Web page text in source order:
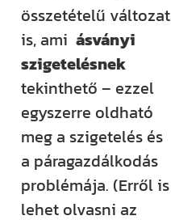
összetételű változat
is, amiásványi
szigetelésnek
tekinthető – ezzel
egyszerre oldható
meg a szigetelés és
a páragazdálkodás
problémája. (Erről is
lehet olvasni az